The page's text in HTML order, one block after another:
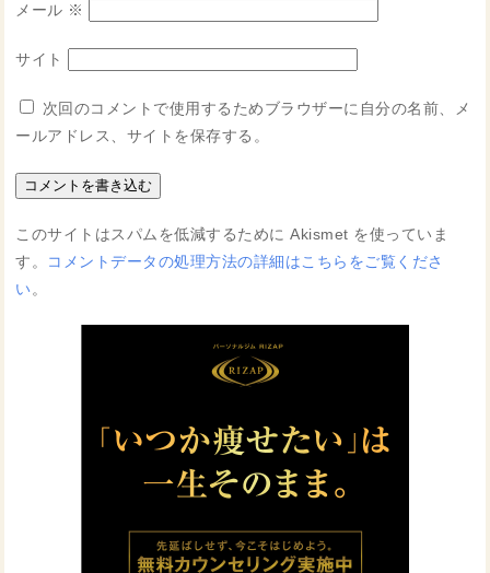
メール ※
サイト
次回のコメントで使用するためブラウザーに自分の名前、メ
ールアドレス、サイトを保存する。
このサイトはスパムを低減するために Akismet を使っていま
す。 コメントデータの処理方法の詳細はこちらをご覧くださ
い。